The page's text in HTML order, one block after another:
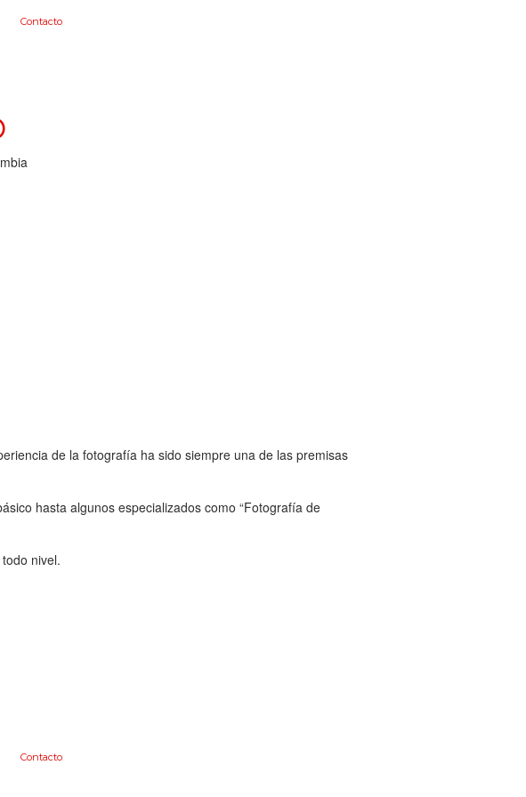
Contacto
de la fotografía ha sido siempre una de las premisas
hasta algunos especializados como “Fotografía de
nivel.
Contacto